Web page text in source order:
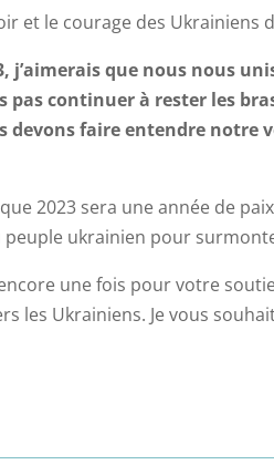
et le courage des Ukrainiens
j’aimerais que nous nous
pas continuer à rester les
devons faire entendre
2023 sera une année de
ukrainien pour
une fois pour votre
les Ukrainiens. Je vous